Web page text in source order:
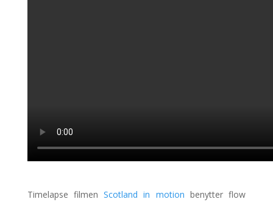
Timelapse filmenScotland in motion benytter flow